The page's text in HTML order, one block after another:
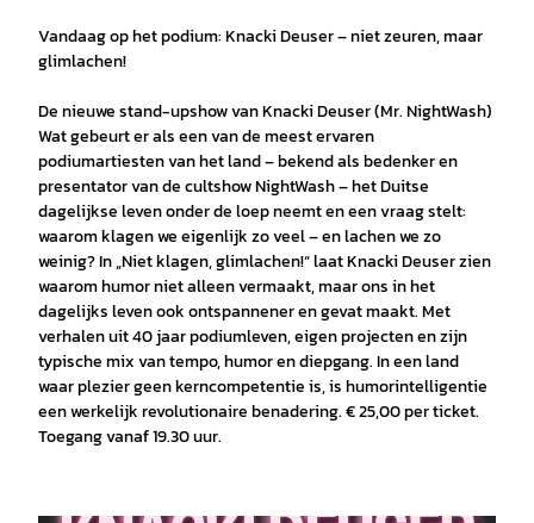
Vandaag op het podium: Knacki Deuser – niet zeuren, maar
glimlachen!
De nieuwe stand-upshow van Knacki Deuser (Mr. NightWash)
Wat gebeurt er als een van de meest ervaren
podiumartiesten van het land – bekend als bedenker en
presentator van de cultshow NightWash – het Duitse
dagelijkse leven onder de loep neemt en een vraag stelt:
waarom klagen we eigenlijk zo veel – en lachen we zo
weinig? In „Niet klagen, glimlachen!“ laat Knacki Deuser zien
waarom humor niet alleen vermaakt, maar ons in het
dagelijks leven ook ontspannener en gevat maakt. Met
verhalen uit 40 jaar podiumleven, eigen projecten en zijn
typische mix van tempo, humor en diepgang. In een land
waar plezier geen kerncompetentie is, is humorintelligentie
een werkelijk revolutionaire benadering. € 25,00 per ticket.
Toegang vanaf 19.30 uur.